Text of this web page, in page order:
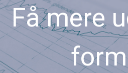
Få mere